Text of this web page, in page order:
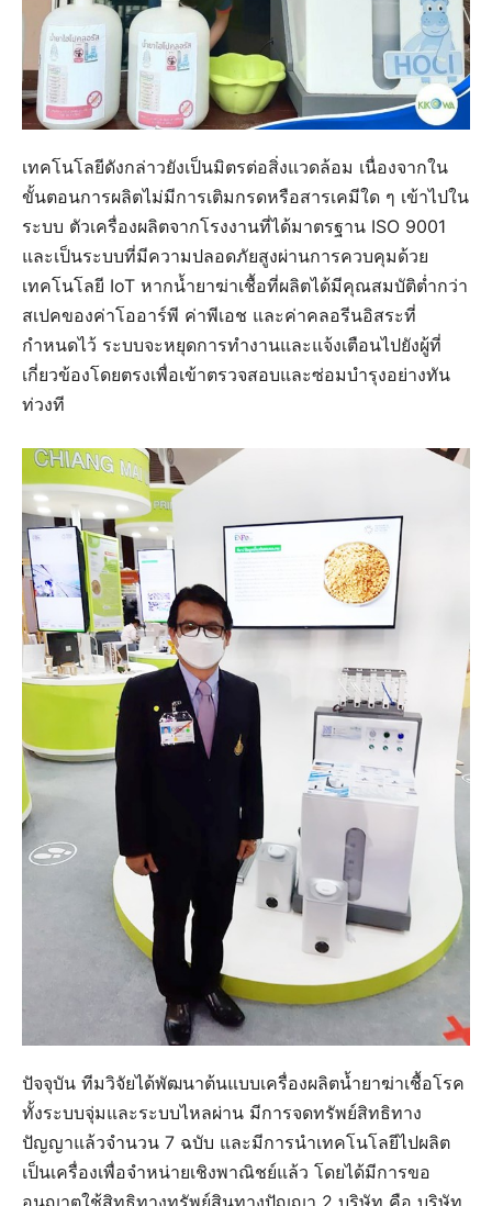
เทคโนโลยีดังกล่าวยังเป็นมิตรต่อสิ่งแวดล้อม เนื่องจากใน
ขั้นตอนการผลิตไม่มีการเติมกรดหรือสารเคมีใด ๆ เข้าไปใน
ระบบ ตัวเครื่องผลิตจากโรงงานที่ได้มาตรฐาน ISO 9001
และเป็นระบบที่มีความปลอดภัยสูงผ่านการควบคุมด้วย
เทคโนโลยี IoT หากน้ำยาฆ่าเชื้อที่ผลิตได้มีคุณสมบัติต่ำกว่า
สเปคของค่าโออาร์พี ค่าพีเอช และค่าคลอรีนอิสระที่
กำหนดไว้ ระบบจะหยุดการทำงานและแจ้งเตือนไปยังผู้ที่
เกี่ยวข้องโดยตรงเพื่อเข้าตรวจสอบและซ่อมบำรุงอย่างทัน
ท่วงที
ปัจจุบัน ทีมวิจัยได้พัฒนาต้นแบบเครื่องผลิตน้ำยาฆ่าเชื้อโรค
ทั้งระบบจุ่มและระบบไหลผ่าน มีการจดทรัพย์สิทธิทาง
ปัญญาแล้วจำนวน 7 ฉบับ และมีการนำเทคโนโลยีไปผลิต
เป็นเครื่องเพื่อจำหน่ายเชิงพาณิชย์แล้ว โดยได้มีการขอ